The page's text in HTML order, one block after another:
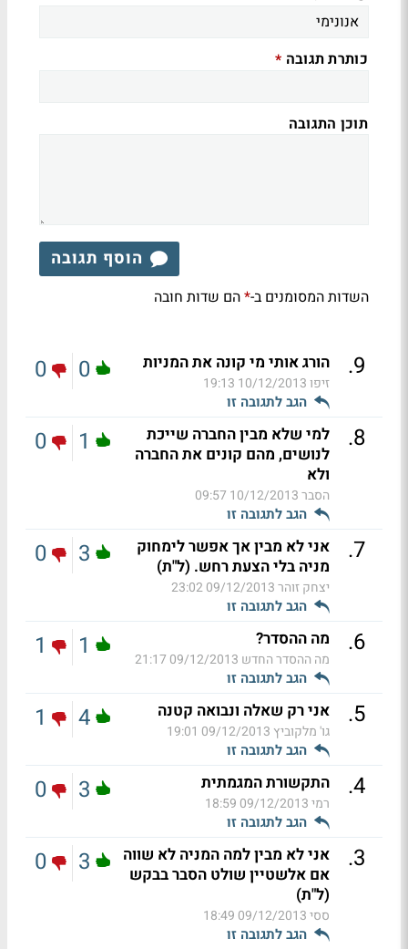
כותרת תגובה *
תוכן התגובה
הוסף תגובה
השדות המסומנים ב-*הם שדות חובה
9
. הורג אותי מי קונה את המניות
זיפו10/12/2013 19:13
הגב לתגובה זו
0
0
8
.
למי שלא מבין החברה שייכת
לנושים, מהם קונים את החברה
ולא
הסבר10/12/2013 09:57
הגב לתגובה זו
1
0
7
.
אני לא מבין אך אפשר לימחוק
מניה בלי הצעת רחש. (ל"ת)
יצחק זוהר09/12/2013 23:02
הגב לתגובה זו
3
0
6
. מה ההסדר?
מה ההסדר החדש 09/12/2013 21:17
הגב לתגובה זו
1
1
5
. אני רק שאלה ונבואה קטנה
גו' מלקוביץ 09/12/2013 19:01
הגב לתגובה זו
4
1
4
. התקשורת המגמתית
רמי09/12/2013 18:59
הגב לתגובה זו
3
0
3
.
אני לא מבין למה המניה לא שווה
אם אלשטיין שולט הסבר בבקש
(ל"ת)
ססי09/12/2013 18:49
הגב לתגובה זו
3
0